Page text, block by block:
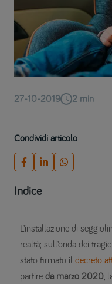
27-10-2019 2 min
Condividi articolo
Indice
L’installazione di
realtà; sull’onda dei
stato firmato il decreto
partire da marzo 2020 ,